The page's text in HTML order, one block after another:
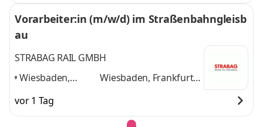
Darmstadt, weitere
Vorarbeiter:in (m/w/d) im Straßenbahngleisb
au
STRABAG RAIL GMBH
Wiesbaden,
Main, Mainz,
Darmstadt,
Wiesbaden, Frankfurt
weitere
vor 1 Tag